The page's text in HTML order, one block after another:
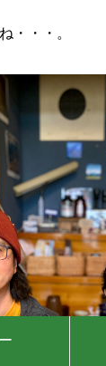
・・・。